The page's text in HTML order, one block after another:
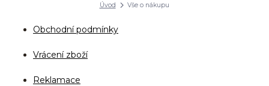
Úvod Vše o nákupu
Obchodní podmínky
Vrácení zboží
Reklamace